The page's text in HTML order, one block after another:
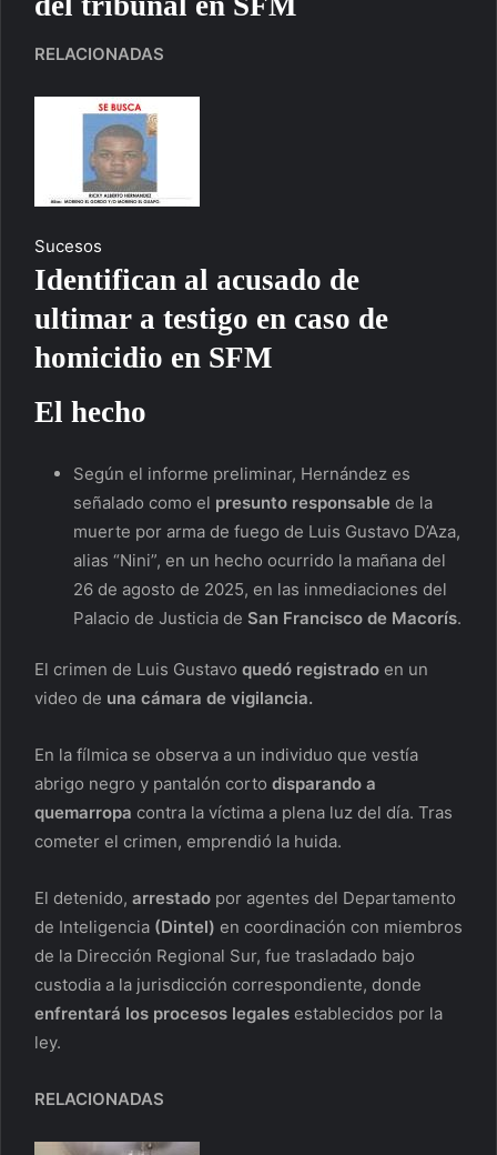
RELACIONADAS
Sucesos
Identifican al acusado de
ultimar a testigo en caso de
homicidio en SFM
El hecho
Según el informe preliminar, Hernández es
señalado como el presunto responsable de la
muerte por arma de fuego de Luis Gustavo D’Aza,
alias “Nini”, en un hecho ocurrido la mañana del
26 de agosto de 2025, en las inmediaciones del
Palacio de Justicia de San Francisco de Macorís.
El crimen de Luis Gustavo quedó registrado en un
video de una cámara de vigilancia.
En la fílmica se observa a un individuo que vestía
abrigo negro y pantalón corto disparando a
quemarropa contra la víctima a plena luz del día. Tras
cometer el crimen, emprendió la huida.
El detenido, arrestado por agentes del Departamento
de Inteligencia (Dintel) en coordinación con miembros
de la Dirección Regional Sur, fue trasladado bajo
custodia a la jurisdicción correspondiente, donde
enfrentará los procesos legales establecidos por la
ley.
RELACIONADAS